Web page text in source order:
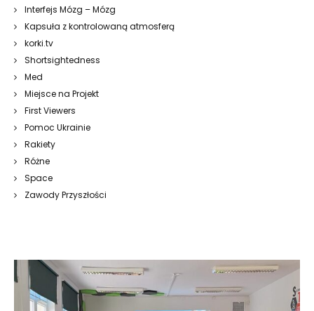
Interfejs Mózg – Mózg
Kapsuła z kontrolowaną atmosferą
korki.tv
Shortsightedness
Med
Miejsce na Projekt
First Viewers
Pomoc Ukrainie
Rakiety
Różne
Space
Zawody Przyszłości